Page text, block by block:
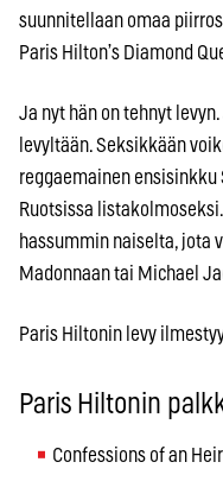
suunnitellaan omaa
Paris Hilton’s Diamond
Ja nyt hän on tehnyt
levyltään. Seksikkään
reggaemainen ensisinkku
Ruotsissa
hassummin naiselta, jota
Madonnaan tai Michael
Paris Hiltonin levy
Paris Hiltonin
Confessions of an